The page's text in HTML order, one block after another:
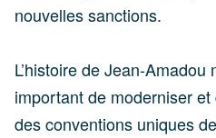
nouvelles sanctions.
L’histoire de Jean-
important de moderniser et
des conventions uniques